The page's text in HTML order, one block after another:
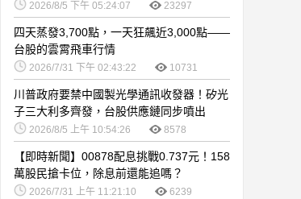
2026/8/5 下午 05:24:07 23297
四天蒸發3,700點，一天狂飆近3,000點——
台股的雲霄飛車行情
2026/7/31 下午 02:43:22 10731
川普政府要禁中國製光學通訊收發器！矽光
子三大利多齊發，台股供應鏈同步噴出
2026/8/5 上午 10:54:26 8578
【即時新聞】00878配息挑戰0.737元！158
萬股民搶卡位，除息前還能追嗎？
2026/7/31 上午 11:21:10 6239